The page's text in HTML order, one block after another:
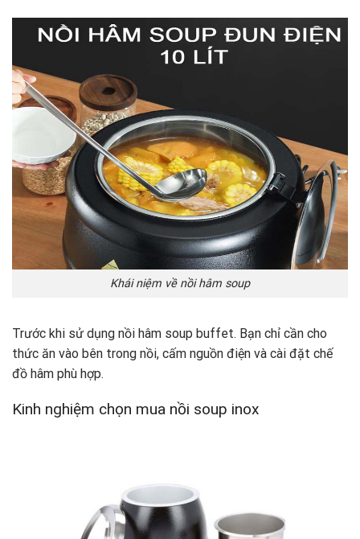
Khái niệm về nồi hâm soup
Trước khi sử dụng nồi hâm soup buffet. Bạn chỉ cần cho
thức ăn vào bên trong nồi, cấm nguồn điện và cài đặt chế
đồ hâm phù hợp.
Kinh nghiệm chọn mua nồi soup inox